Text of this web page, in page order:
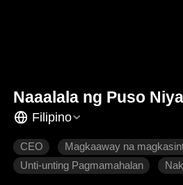
Naaalala ng Puso
Filipino
CEO
Magkaaway na
Unti-unting Pagmamahalan